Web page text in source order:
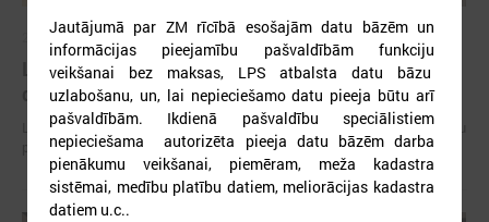
2026. gada 15. jūlijs
LPS: Interaktīvā karte vienkopus parāda plašu un
detalizētu informāciju par skolu tīklu Latvijā
LPS: Interaktīvā karte vienkopus parāda plašu un detalizētu informāciju
par skolu tīklu Latvijā
Jautājumā par ZM rīcībā esošajām datu bāzēm un
informācijas pieejamību pašvaldībām funkciju
veikšanai bez maksas, LPS atbalsta datu bāzu
uzlabošanu, un, lai nepieciešamo datu pieeja būtu arī
pašvaldībām. Ikdienā pašvaldību speciālistiem
nepieciešama autorizēta pieeja datu bāzēm darba
pienākumu veikšanai, piemēram, meža kadastra
sistēmai, medību platību datiem, meliorācijas kadastra
datiem u.c..